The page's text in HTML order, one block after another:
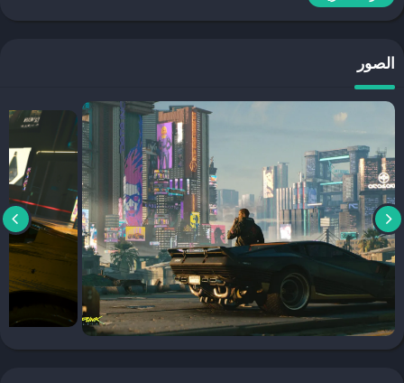
التي تحكمها التكنولوجيا والجريمة. اللعبة تقدم تجربة غامرة مع قصة مشوقة
الهواتف الذكية.
مميزات لعبة Cyberpunk 2077 للجوال
Cyberpunk 2077
للجوال تقدم العديد من المميزات التي تجعلها تبرز
كواحدة من أفضل ألعاب الخيال العلمي. تحتوي اللعبة على رسومات عالية
الجودة تأخذك في جولة عبر عالم “نايت سيتي” بتفاصيل مذهلة وأجواء
تفاعلية. كما أنها تقدم شخصيات معقدة وقابلة للتخصيص، مما يمنح اللاعب
حرية اختيار مهارات وقدرات الشخصية بما يتناسب مع أسلوبه الخاص في
اللعب. إضافة إلى ذلك، تحتوي اللعبة على نظام قتالي متقدم يسمح
باستخدام الأسلحة والتكنولوجيا بأشكال متعددة، مما يضيف الكثير من
التحدي والإثارة.
كيفية تحميل لعبة Cyberpunk 2077 على الأندرويد
الصور